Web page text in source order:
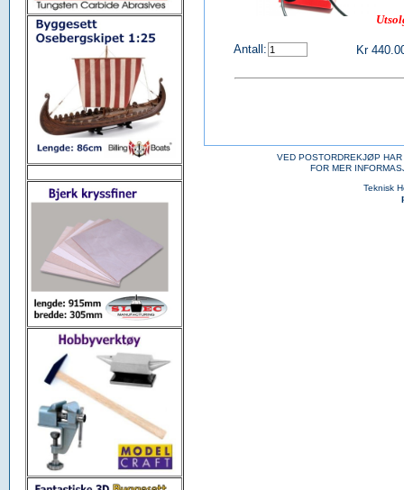
Antall: Kr
VED POSTORDREKJØP
FOR MER
Teknisk